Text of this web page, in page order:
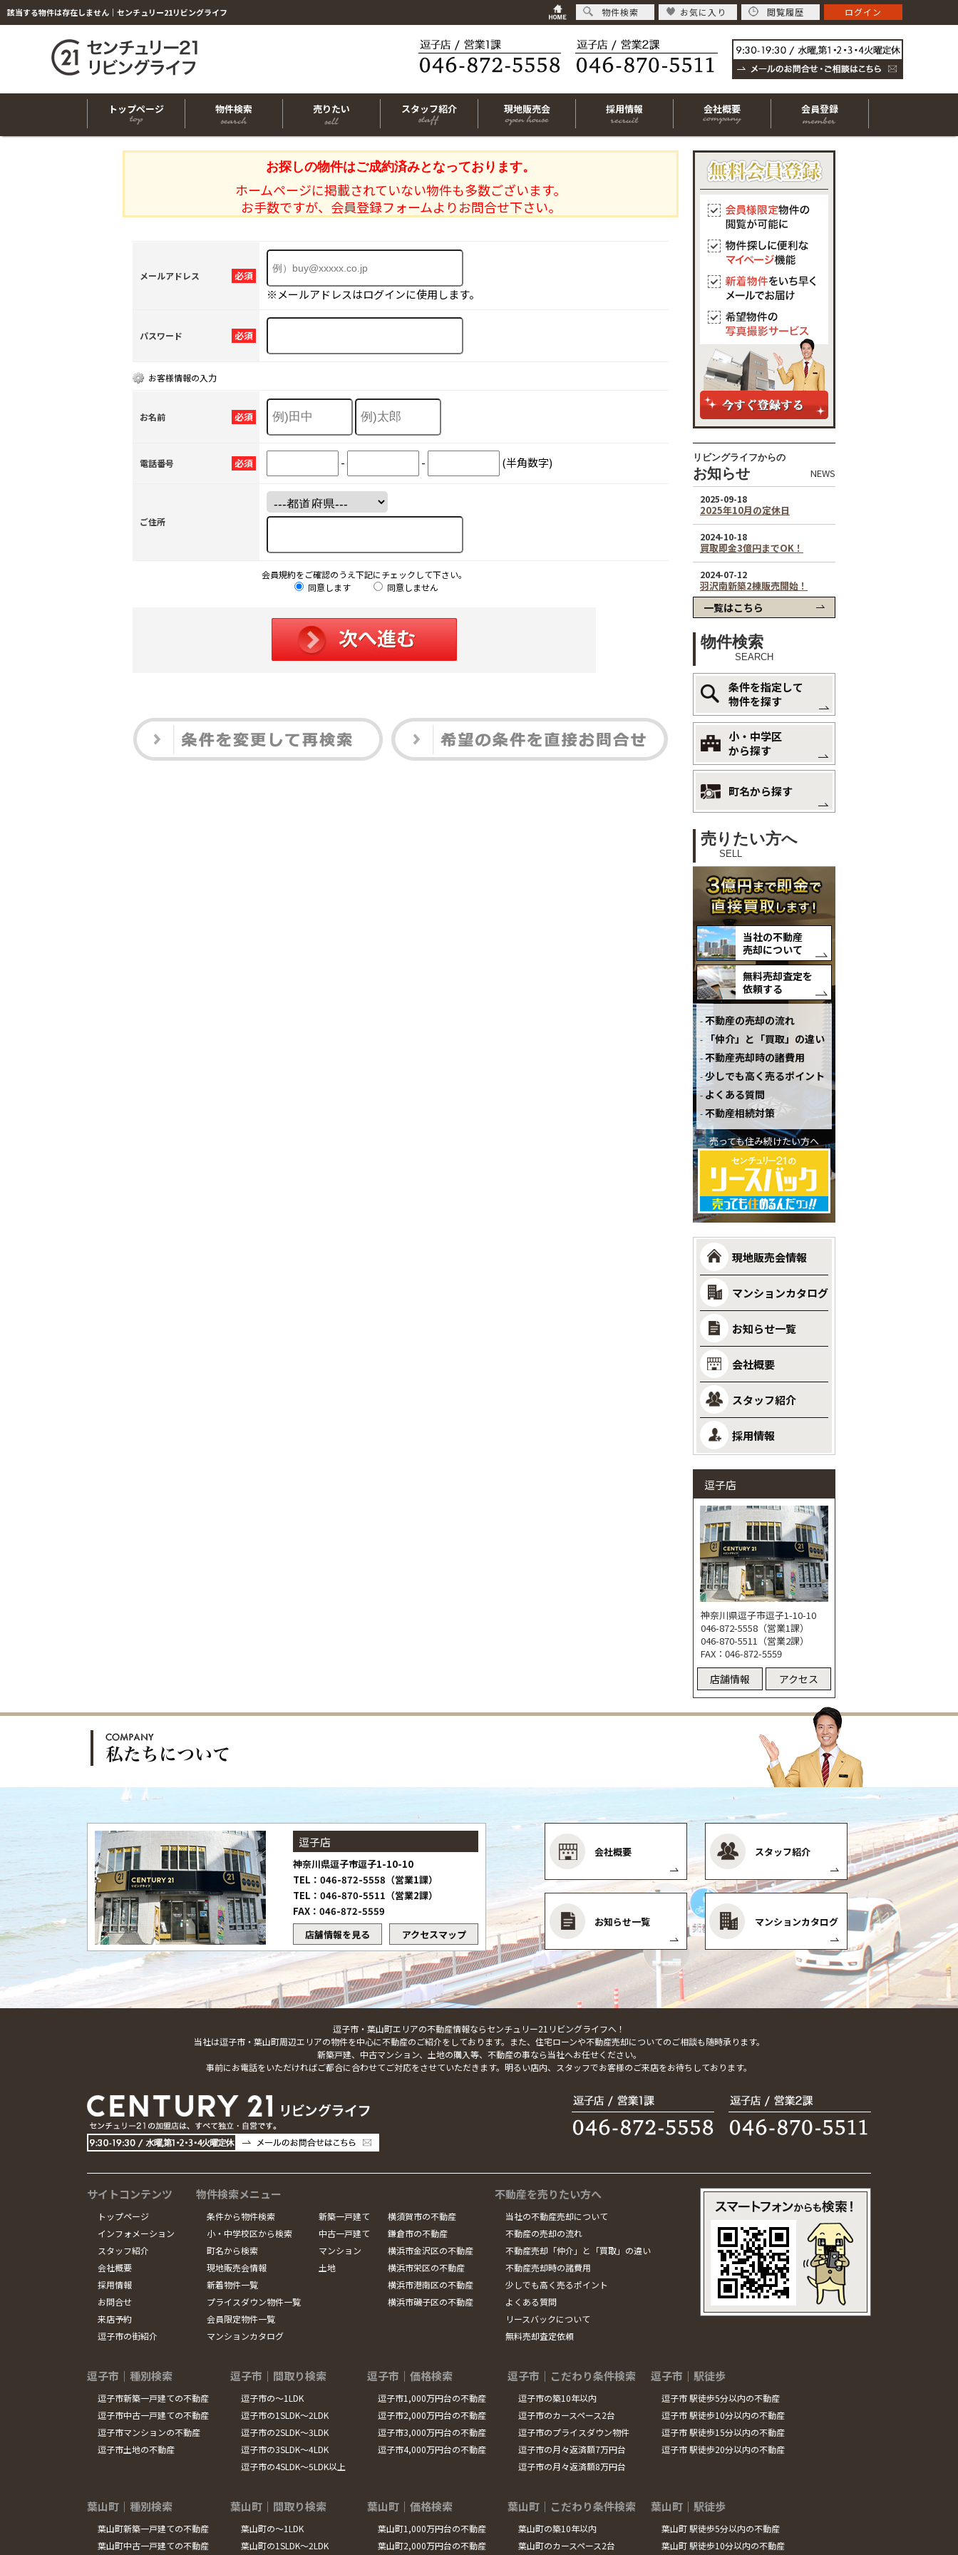
該当する物件は存在しません｜センチュリー21リビングライフ
トップページ 物件検索 売りたい スタッフ紹介 現地販売会 採用情報 会社概要 会員登録
お探しの物件はご成約済みとなっております。
ホームページに掲載されていない物件も多数ございます。
お手数ですが、会員登録フォームよりお問合せ下さい。
必須
メールアドレス
※メールアドレスはログインに使用します。
必須
パスワード
お客様情報の入力
必須
お名前
必須
電話番号 - - (半角数字)
ご住所
会員規約をご確認のうえ下記にチェックして下さい。
同意します
同意しません
リビングライフからの
お知らせ NEWS
一覧はこちら
物件検索
SEARCH
条件を指定して
物件を探す
小・中学区
から探す
町名から探す
売りたい方へ
SELL
当社の不動産
売却について
無料売却査定を
依頼する
不動産の売却の流れ
「仲介」と「買取」の違い
不動産売却時の諸費用
少しでも高く売るポイント
よくある質問
不動産相続対策
売っても住み続けたい方へ
現地販売会情報
マンションカタログ
お知らせ一覧
会社概要
スタッフ紹介
採用情報
逗子店
神奈川県逗子市逗子1-10-10
046-872-5558（営業1課）
046-870-5511（営業2課）
FAX：046-872-5559
店舗情報 アクセス
逗子店
神奈川県逗子市逗子1-10-10
TEL：046-872-5558（営業1課）
TEL：046-870-5511（営業2課）
FAX：046-872-5559
店舗情報を見る
アクセスマップ
会社概要 スタッフ紹介
お知らせ一覧 マンションカタログ
逗子市・葉山町エリアの不動産情報ならセンチュリー21リビングライフへ！
当社は逗子市・葉山町周辺エリアの物件を中心に不動産のご紹介をしております。また、住宅ローンや不動産売却についてのご相談も随時承ります。
新築戸建、中古マンション、土地の購入等、不動産の事なら当社へお任せください。
事前にお電話をいただければご都合に合わせてご対応をさせていただきます。明るい店内、スタッフでお客様のご来店をお待ちしております。
サイトコンテンツ
トップページ
インフォメーション
スタッフ紹介
会社概要
採用情報
お問合せ
来店予約
逗子市の街紹介
物件検索メニュー
条件から物件検索
小・中学校区から検索
町名から検索
現地販売会情報
新着物件一覧
プライスダウン物件一覧
会員限定物件一覧
マンションカタログ
新築一戸建て
中古一戸建て
マンション
土地
横須賀市の不動産
鎌倉市の不動産
横浜市金沢区の不動産
横浜市栄区の不動産
横浜市港南区の不動産
横浜市磯子区の不動産
不動産を売りたい方へ
当社の不動産売却について
不動産の売却の流れ
不動産売却「仲介」と「買取」の違い
不動産売却時の諸費用
少しでも高く売るポイント
よくある質問
リースバックについて
無料売却査定依頼
逗子市｜種別検索
逗子市新築一戸建ての不動産
逗子市中古一戸建ての不動産
逗子市マンションの不動産
逗子市土地の不動産
逗子市｜間取り検索
逗子市の～1LDK
逗子市の1SLDK～2LDK
逗子市の2SLDK～3LDK
逗子市の3SLDK～4LDK
逗子市の4SLDK～5LDK以上
逗子市｜価格検索
逗子市1,000万円台の不動産
逗子市2,000万円台の不動産
逗子市3,000万円台の不動産
逗子市4,000万円台の不動産
逗子市｜こだわり条件検索
逗子市の築10年以内
逗子市のカースペース2台
逗子市のプライスダウン物件
逗子市の月々返済額7万円台
逗子市の月々返済額8万円台
逗子市｜駅徒歩
逗子市 駅徒歩5分以内の不動産
逗子市 駅徒歩10分以内の不動産
逗子市 駅徒歩15分以内の不動産
逗子市 駅徒歩20分以内の不動産
葉山町｜種別検索
葉山町新築一戸建ての不動産
葉山町中古一戸建ての不動産
葉山町｜間取り検索
葉山町の～1LDK
葉山町の1SLDK～2LDK
葉山町｜価格検索
葉山町1,000万円台の不動産
葉山町2,000万円台の不動産
葉山町｜こだわり条件検索
葉山町の築10年以内
葉山町のカースペース2台
葉山町｜駅徒歩
葉山町 駅徒歩5分以内の不動産
葉山町 駅徒歩10分以内の不動産
物件検索 お気に入り 閲覧履歴 ログイン